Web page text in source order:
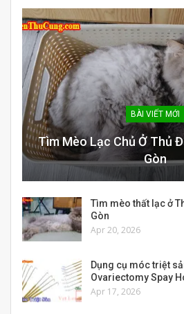
BÀI VIẾT MỚI
Tìm Mèo Lạc Chủ Ở Thủ
Gòn
Tìm mèo thất lạc ở
Gòn
Apr 20, 2026
Dụng cụ móc triệt
Ovariectomy Spay
Apr 17, 2026